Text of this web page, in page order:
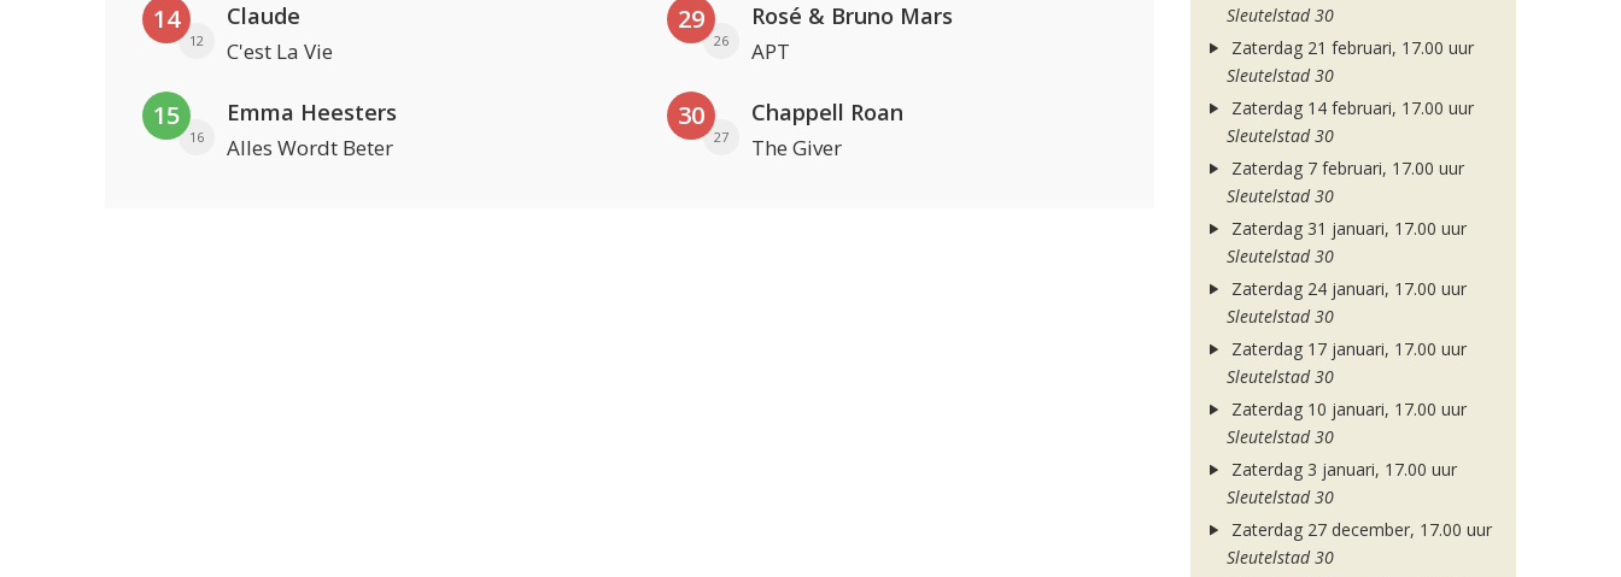
14
12
Claude
C'est La Vie
15
16
Emma Heesters
Alles Wordt Beter
29
26
Rosé & Bruno Mars
APT
30
27
Chappell Roan
The Giver
Sleutelstad 30
Zaterdag 21 februari, 17.00 uur
Sleutelstad 30
Zaterdag 14 februari, 17.00 uur
Sleutelstad 30
Zaterdag 7 februari, 17.00 uur
Sleutelstad 30
Zaterdag 31 januari, 17.00 uur
Sleutelstad 30
Zaterdag 24 januari, 17.00 uur
Sleutelstad 30
Zaterdag 17 januari, 17.00 uur
Sleutelstad 30
Zaterdag 10 januari, 17.00 uur
Sleutelstad 30
Zaterdag 3 januari, 17.00 uur
Sleutelstad 30
Zaterdag 27 december, 17.00 uur
Sleutelstad 30